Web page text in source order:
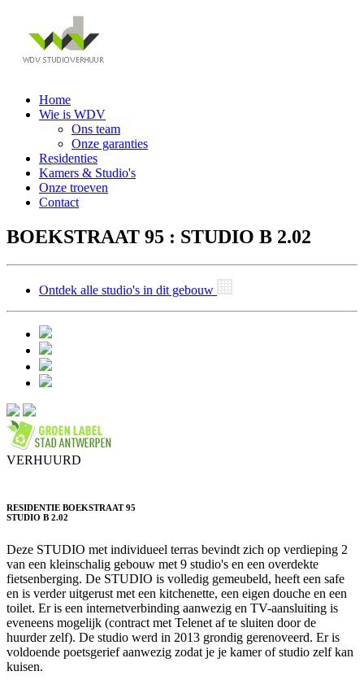
Home
Wie is WDV
Ons team
Onze garanties
Residenties
Kamers & Studio's
Onze troeven
Contact
BOEKSTRAAT 95 : STUDIO B 2.02
Ontdek alle studio's in dit gebouw
VERHUURD
RESIDENTIE BOEKSTRAAT 95
STUDIO B 2.02
Deze STUDIO met individueel terras bevindt zich op verdieping 2
van een kleinschalig gebouw met 9 studio's en een overdekte
fietsenberging. De STUDIO is volledig gemeubeld, heeft een safe
en is verder uitgerust met een kitchenette, een eigen douche en een
toilet. Er is een internetverbinding aanwezig en TV-aansluiting is
eveneens mogelijk (contract met Telenet af te sluiten door de
huurder zelf). De studio werd in 2013 grondig gerenoveerd. Er is
voldoende poetsgerief aanwezig zodat je je kamer of studio zelf kan
kuisen.